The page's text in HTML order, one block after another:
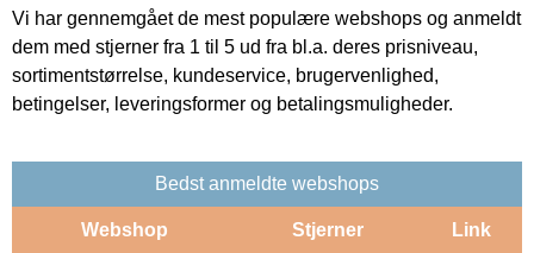
Vi har gennemgået de mest populære webshops og anmeldt
dem med stjerner fra 1 til 5 ud fra bl.a. deres prisniveau,
sortimentstørrelse, kundeservice, brugervenlighed,
betingelser, leveringsformer og betalingsmuligheder.
Bedst anmeldte webshops
Webshop Stjerner Link